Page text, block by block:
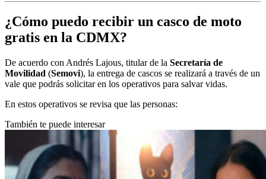
¿Cómo puedo recibir un casco de moto
gratis en la CDMX?
De acuerdo con Andrés Lajous, titular de la Secretaría de
Movilidad (Semovi), la entrega de cascos se realizará a través de un
vale que podrás solicitar en los operativos para salvar vidas.
En estos operativos se revisa que las personas:
También te puede interesar